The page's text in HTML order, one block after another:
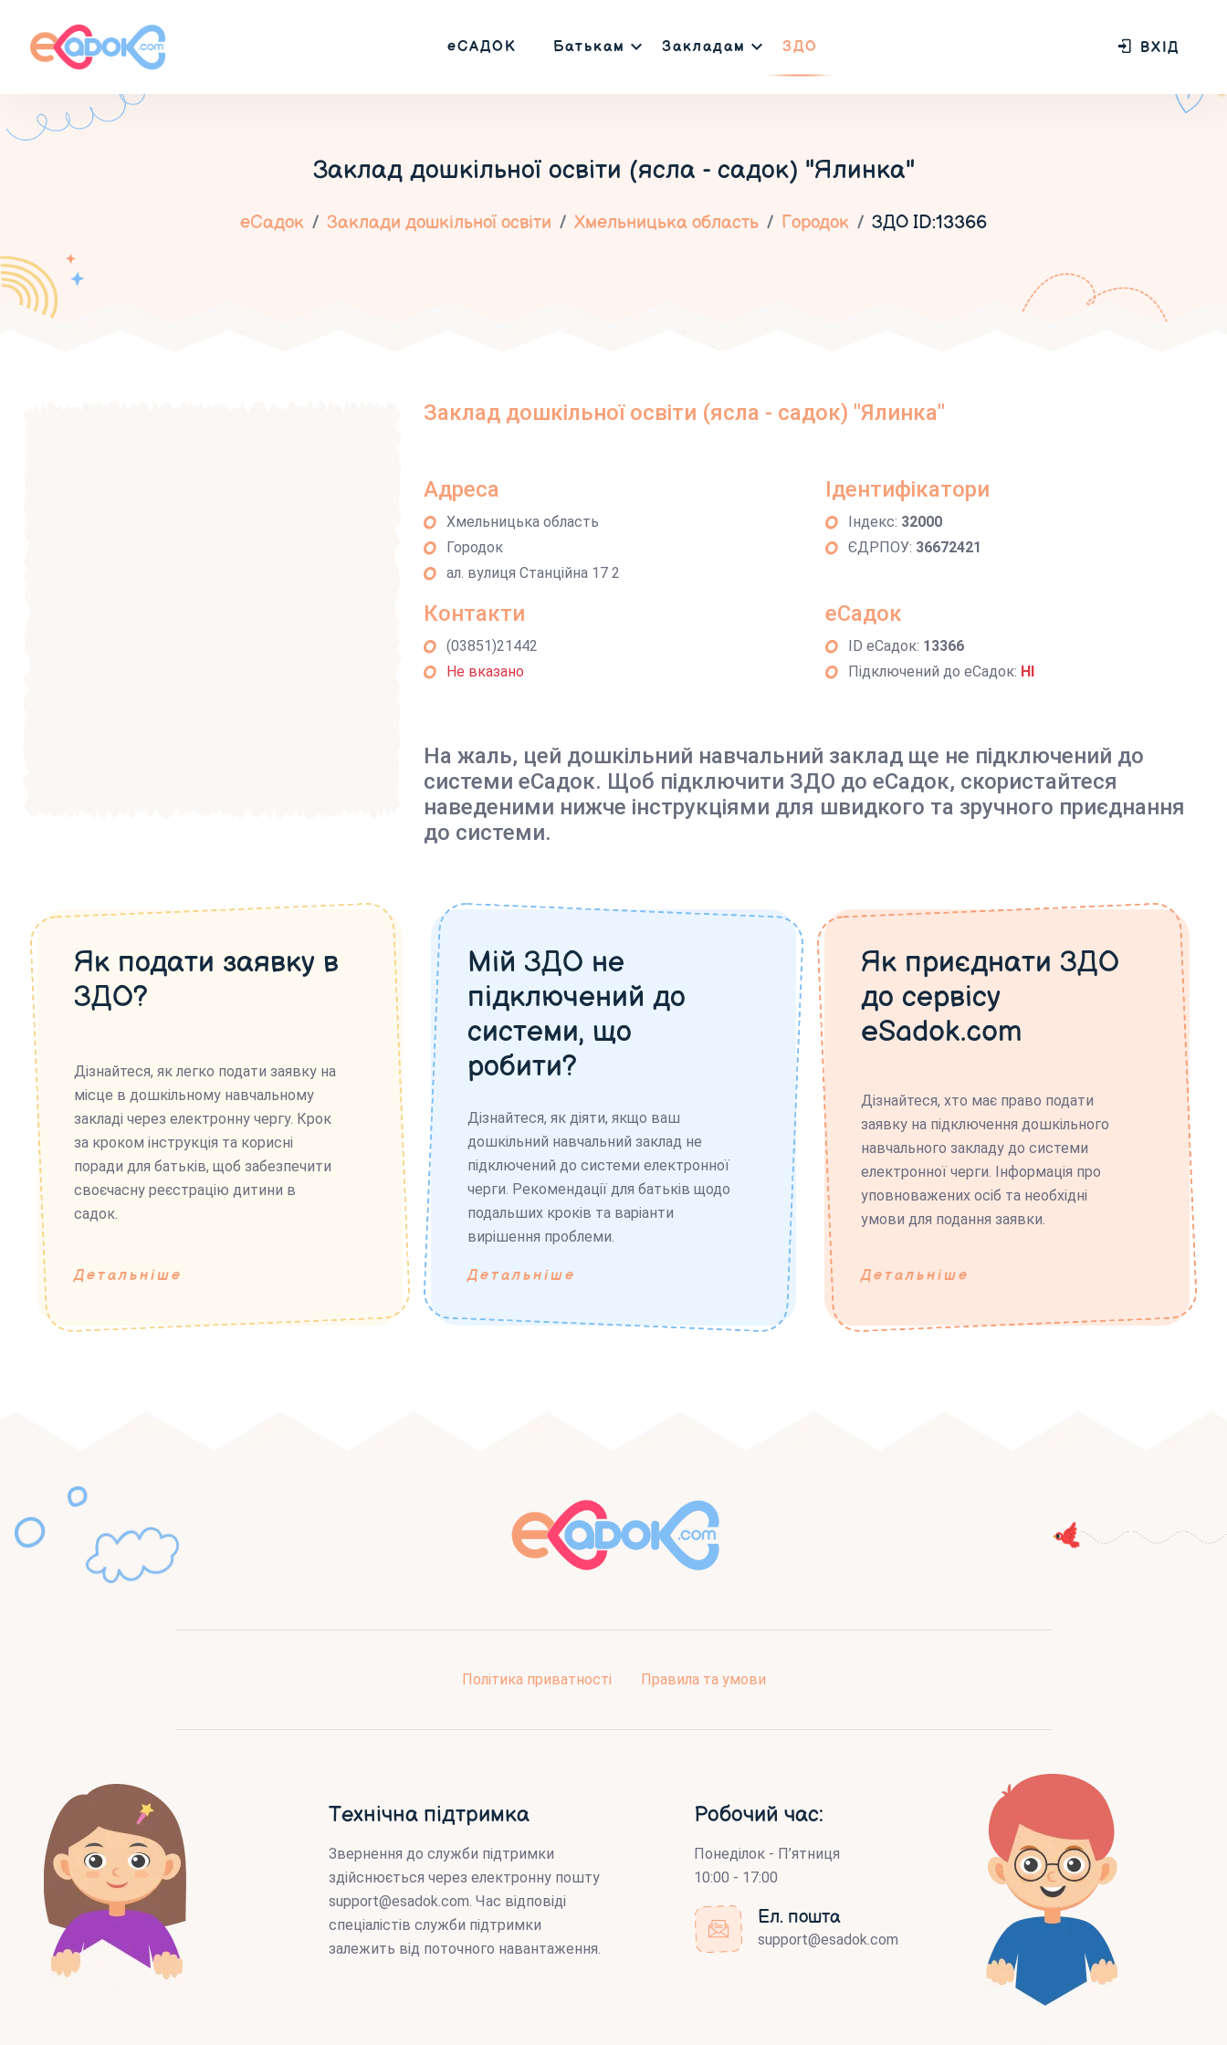
еСАДОК Батькам Закладам ЗДО ВХІД
Заклад дошкільної освіти (ясла - садок) "Ялинка"
еСадок Заклади дошкільної освіти Хмельницька область Городок ЗДО ID:13366
Заклад дошкільної освіти (ясла - садок) "Ялинка"
Адреса
Хмельницька область
Городок
ал. вулиця Станційна 17 2
Ідентифікатори
Індекс: 32000
ЄДРПОУ: 36672421
Контакти
(03851)21442
Не вказано
еСадок
ID еСадок: 13366
Підключений до еСадок: НІ
На жаль, цей дошкільний навчальний заклад ще не підключений до
системи еСадок. Щоб підключити ЗДО до еСадок, скористайтеся
наведеними нижче інструкціями для швидкого та зручного приєднання
до системи.
Як подати заявку в
ЗДО?
Дізнайтеся, як легко подати заявку на
місце в дошкільному навчальному
закладі через електронну чергу. Крок
за кроком інструкція та корисні
поради для батьків, щоб забезпечити
своєчасну реєстрацію дитини в
садок.
Детальніше
Мій ЗДО не
підключений до
системи, що
робити?
Дізнайтеся, як діяти, якщо ваш
дошкільний навчальний заклад не
підключений до системи електронної
черги. Рекомендації для батьків щодо
подальших кроків та варіанти
вирішення проблеми.
Детальніше
Як приєднати ЗДО
до сервісу
eSadok.com
Дізнайтеся, хто має право подати
заявку на підключення дошкільного
навчального закладу до системи
електронної черги. Інформація про
уповноважених осіб та необхідні
умови для подання заявки.
Детальніше
Політика приватності Правила та умови
Технічна підтримка
Звернення до служби підтримки
здійснюється через електронну пошту
support@esadok.com. Час відповіді
спеціалістів служби підтримки
залежить від поточного навантаження.
Робочий час:
Понеділок - П’ятниця
10:00 - 17:00
Ел. пошта
support@esadok.com